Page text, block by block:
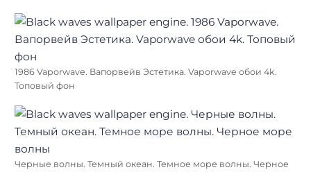
1986 Vaporwave. Вапорвейв Эстетика. Vaporwave обои 4k.
Топовый фон
Черные волны. Темный океан. Темное море волны. Черное